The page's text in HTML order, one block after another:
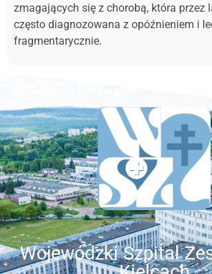
zmagających się z chorobą, która przez
często diagnozowana z opóźnieniem i
fragmentarycznie.
Wojewódzki Szpital